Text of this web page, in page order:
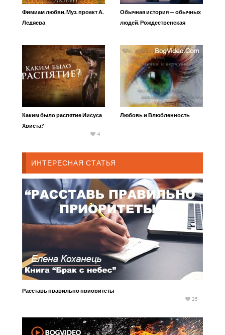
Фимиам любви. Муз. проект А.
Ледяева
Обычная история — обычных
людей. Рождественская
Каким было распятие Иисуса
Христа?
4
Любовь и Влюбленность
ИНТЕРЕСНАЯ СТАТЬЯ
Расставь правильно приоритеты
25